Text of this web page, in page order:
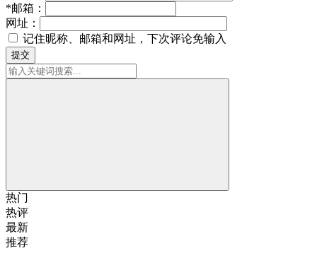
*邮箱：
网址：
记住昵称、邮箱和网址，下次评论免输入
提交
热门
热评
最新
推荐